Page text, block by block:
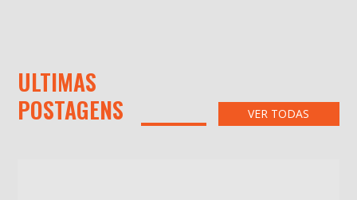
ULTIMAS
POSTAGENS
VER TODAS